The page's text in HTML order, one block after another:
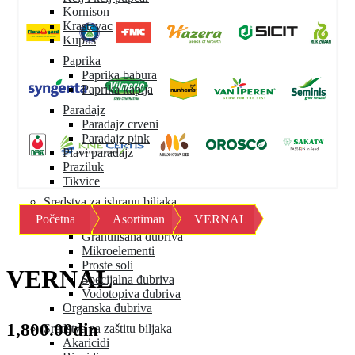
Kornison
Krastavac
Kupus
Paprika
Paprika babura
Paprika kapija
Paradajz
Paradajz crveni
Paradajz pink
Plavi paradajz
Praziluk
Tikvice
Sredstva za ishranu biljaka
Mineralna đubriva
Granulisana đubriva
Mikroelementi
Proste soli
Specijalna đubriva
Vodotopiva đubriva
Organska đubriva
Sredstva za zaštitu biljaka
Akaricidi
Početna Asortiman VERNAL
VERNAL
1,800.00din